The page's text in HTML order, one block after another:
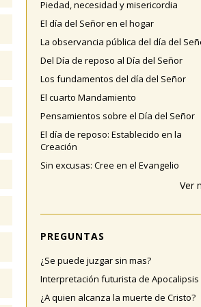
Piedad, necesidad y misericordia
El día del Señor en el hogar
La observancia pública del día del
Del Día de reposo al Día del Señor
Los fundamentos del día del Señor
El cuarto Mandamiento
Pensamientos sobre el Día del Señor
El día de reposo: Establecido en la
Creación
Sin excusas: Cree en el Evangelio
Ver
PREGUNTAS
¿Se puede juzgar sin mas?
Interpretación futurista de Apocalipsis
¿A quien alcanza la muerte de Cristo?